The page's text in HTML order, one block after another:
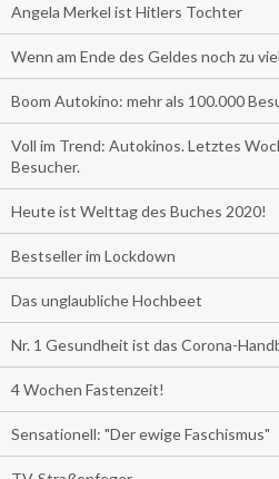
Angela Merkel ist Hitlers Tochter
Wenn am Ende des Geldes noch zu
Boom Autokino: mehr als 100.000
Voll im Trend: Autokinos. Letztes
Besucher.
Heute ist Welttag des Buches 2020!
Bestseller im Lockdown
Das unglaubliche Hochbeet
Nr. 1 Gesundheit ist das Corona-
4 Wochen Fastenzeit!
Sensationell: "Der ewige Faschismus"